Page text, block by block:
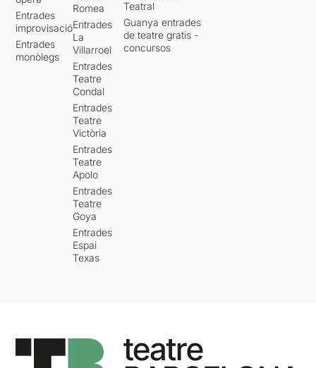
No us perdeu aquest
banquet.
Entrades
improvisació
Entrades
monòlegs
Romea
Entrades
La
Villarroel
Entrades
Teatre
Condal
Entrades
Teatre
Victòria
Entrades
Teatre
Apolo
Entrades
Teatre
Goya
Entrades
Espai
Texas
Teatral
Guanya entrades
de teatre gratis -
concursos